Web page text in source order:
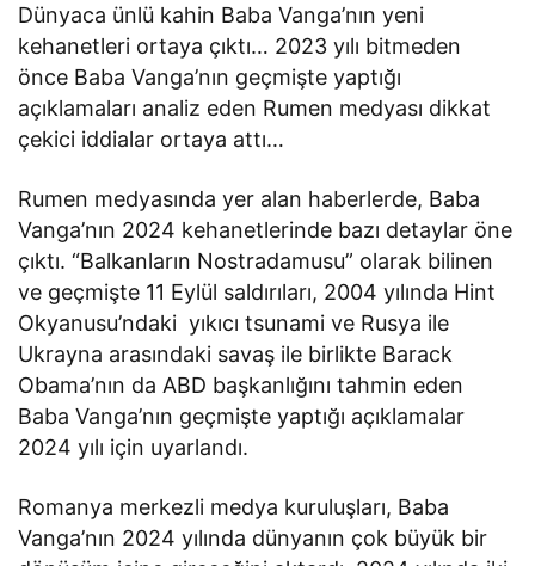
Dünyaca ünlü kahin Baba Vanga’nın yeni
kehanetleri ortaya çıktı… 2023 yılı bitmeden
önce Baba Vanga’nın geçmişte yaptığı
açıklamaları analiz eden Rumen medyası dikkat
çekici iddialar ortaya attı…
Rumen medyasında yer alan haberlerde, Baba
Vanga’nın 2024 kehanetlerinde bazı detaylar öne
çıktı. “Balkanların Nostradamusu” olarak bilinen
ve geçmişte 11 Eylül saldırıları, 2004 yılında Hint
Okyanusu’ndaki yıkıcı tsunami ve Rusya ile
Ukrayna arasındaki savaş ile birlikte Barack
Obama’nın da ABD başkanlığını tahmin eden
Baba Vanga’nın geçmişte yaptığı açıklamalar
2024 yılı için uyarlandı.
Romanya merkezli medya kuruluşları, Baba
Vanga’nın 2024 yılında dünyanın çok büyük bir